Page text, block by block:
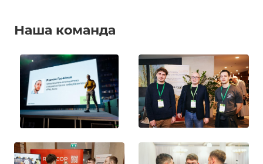
Наша команда